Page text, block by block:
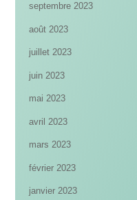
septembre 2023
août 2023
juillet 2023
juin 2023
mai 2023
avril 2023
mars 2023
février 2023
janvier 2023